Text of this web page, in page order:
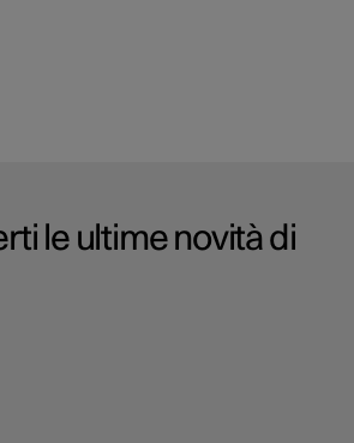
le ultime novità di